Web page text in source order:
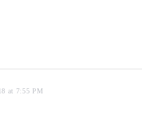
at 7:55 PM